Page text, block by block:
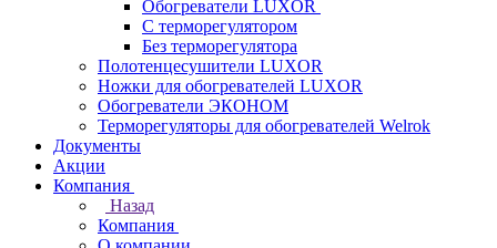
Обогреватели LUXOR
С терморегулятором
Без терморегулятора
Полотенцесушители LUXOR
Ножки для обогревателей LUXOR
Обогреватели ЭКОНОМ
Терморегуляторы для обогревателей Welrok
Документы
Акции
Компания
Назад
Компания